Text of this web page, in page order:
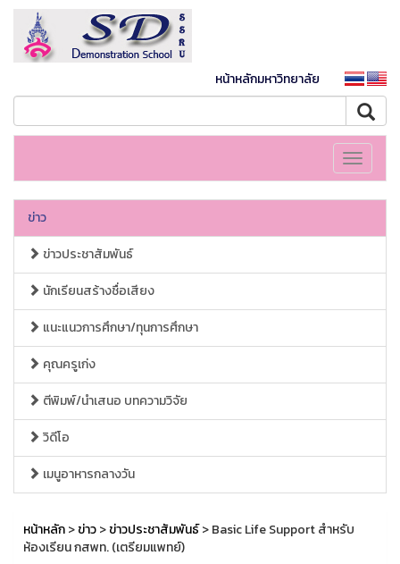
หน้าหลักมหาวิทยาลัย
Toggle
ข่าว
ข่าวประชาสัมพันธ์
นักเรียนสร้างชื่อเสียง
แนะแนวการศึกษา/ทุนการศึกษา
คุณครูเก่ง
ตีพิมพ์/นำเสนอ บทความวิจัย
วิดีโอ
เมนูอาหารกลางวัน
หน้าหลัก>ข่าว>ข่าวประชาสัมพันธ์> Basic Life Support สำหรับ
ห้องเรียน กสพท. (เตรียมแพทย์)